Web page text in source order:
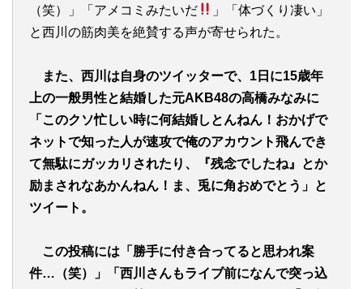
（笑）」「アメコミみたいだ
」「体づくり凄い」
と西川の筋肉美を絶賛する声が寄せられた。
また、西川は自身のツイッターで、1日に15歳年
上の一般男性と結婚した元AKB48の高橋みなみに
「このクソ忙しい時に何結婚しとんねん！おかげで
ネットで知った人が速攻で俺のアカウント飛んでき
て無駄にガッカリされたり、『残念でしたね』とか
励まされなあかんねん！ま、兎に角おめでとう」と
ツイート。
この投稿には「勝手に付き合ってると思われ案
件…（笑）」「西川さんもライブ前になんで突っ込